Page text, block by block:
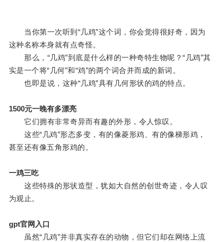
当你第一次听到“几鸡”这个词，你会觉得很好奇，因为
这种名称本身就有点奇怪。
那么，“几鸡”到底是什么样的一种奇特生物呢？“几鸡”其
实是一个将“几何”和“鸡”的两个词合并而成的新词。
也即是说，这种“几鸡”具有几何形状的鸡的特点。
1500元一晚有多漂亮
它们拥有非常奇异而有趣的外形，令人惊叹。
这些“几鸡”形态多变，有的像菱形鸡、有的像梯形鸡，
甚至还有像五角形鸡的。
一鸡三吃
这些特殊的形状造型，犹如大自然的创世奇迹，令人叹
为观止。
gpt官网入口
虽然“几鸡”并非真实存在的动物，但它们却在网络上流